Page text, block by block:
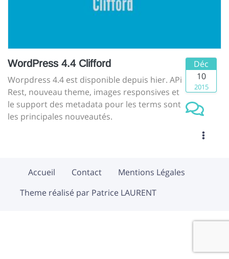
WordPress 4.4 Clifford
Worpdress 4.4 est disponible depuis hier. APi
Rest, nouveau theme, images responsives et
le support des metadata pour les terms sont
les principales nouveautés.
Déc
10
2015
Accueil Contact
Mentions Légales
Theme réalisé par Patrice LAURENT